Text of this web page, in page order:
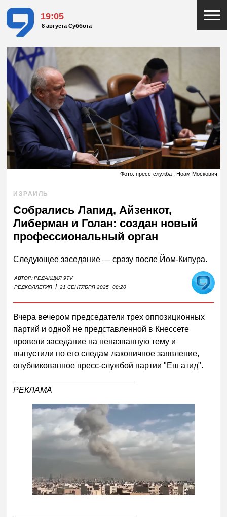
19:05
8 августа Суббота
Фото: пресс-служба , Ноам Москович
ИЗРАИЛЬ
Собрались Лапид, Айзенкот,
Либерман и Голан: создан новый
профессиональный орган
Следующее заседание — сразу после Йом-Кипура.
АВТОР:РЕДАКЦИЯ 9TV
РЕДКОЛЛЕГИЯ I 21 СЕНТЯБРЯ 2025 08:20
Вчера вечером председатели трех оппозиционных
партий и одной не представленной в Кнессете
провели заседание на неназванную тему и
выпустили по его следам лаконичное заявление,
опубликованное пресс-службой партии "Еш атид".
РЕКЛАМА